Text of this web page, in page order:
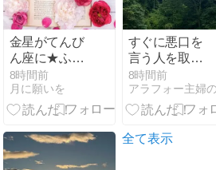
金星がてんび
ん座に★ふた
ご座の月
8時間前
月に願いを
すぐに悪口を
言う人を取り
調べしてみた
8時間前
全て表示